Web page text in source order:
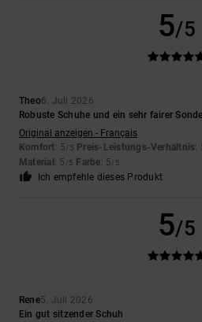
5/5
Theo6. Juli 2026
Robuste Schuhe und ein sehr fairer
Original anzeigen - Français
Komfort: 5/5 Preis-Leistungs-Verhältnis:
Material : 5 /5 Farbe: 5/5
Ich empfehle dieses Produkt
5/5
Rene5. Juli 2026
Ein gut sitzender Schuh